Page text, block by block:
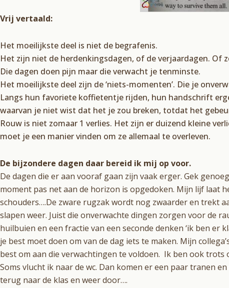
Vrij vertaald:
Het moeilijkste deel is niet de begrafenis.
Het zijn niet de herdenkingsdagen, of de verjaardagen. Of
Die dagen doen pijn maar die verwacht je tenminste.
Het moeilijkste deel zijn de ‘niets-momenten’. Die je
Langs hun favoriete koffietentje rijden, hun handschrift
waarvan je niet wist dat het je zou breken, totdat het
Rouw is niet zomaar 1 verlies. Het zijn er duizend kleine
moet je een manier vinden om ze allemaal te overleven.
De bijzondere dagen daar bereid ik mij op voor.
De dagen die er aan vooraf gaan zijn vaak erger. Gek
moment pas net aan de horizon is opgedoken. Mijn lijf laat
schouders….De zware rugzak wordt nog zwaarder en trekt
slapen weer. Juist die onverwachte dingen zorgen voor de
huilbuien en een fractie van een seconde denken ‘ik ben er
je best moet doen om van de dag iets te maken. Mijn
best om aan die verwachtingen te voldoen. Ik ben ook trots
Soms vlucht ik naar de wc. Dan komen er een paar tranen
terug naar de klas en weer door….